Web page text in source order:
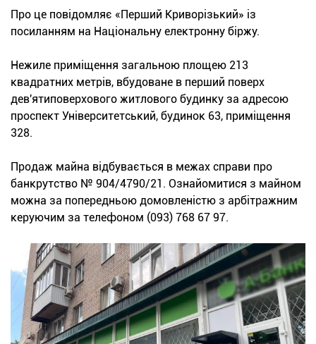
Про це повідомляє «Перший Криворізький» із
посиланням на Національну електронну біржу.
Нежиле приміщення загальною площею 213
квадратних метрів, вбудоване в перший поверх
дев'ятиповерхового житлового будинку за адресою
проспект Університетський, будинок 63, приміщення
328.
Продаж майна відбувається в межах справи про
банкрутство № 904/4790/21. Ознайомитися з майном
можна за попередньою домовленістю з арбітражним
керуючим за телефоном (093) 768 67 97.